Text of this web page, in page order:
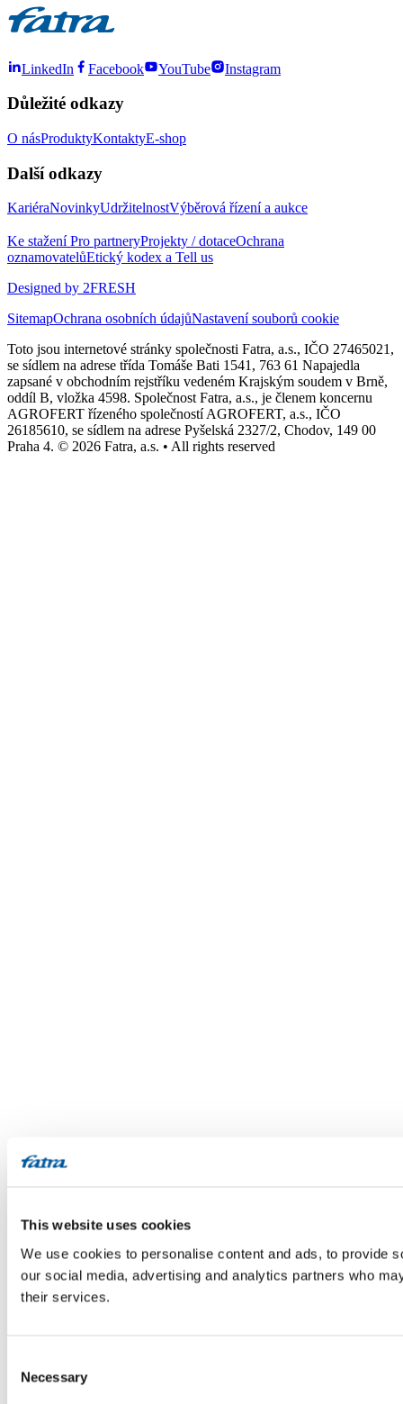
This website uses cookies
We use cookies to personalise content and ads, to provide
our social media, advertising and analytics partners who
their services.
Selection
Necessary
LinkedIn Facebook YouTube Instagram
Důležité odkazy
O násProduktyKontaktyE-shop
Další odkazy
KariéraNovinkyUdržitelnostVýběrová řízení a aukce
Ke staženíPro partneryProjekty / dotaceOchrana
oznamovatelůEtický kodex a Tell us
Designed by 2FRESH
SitemapOchrana osobních údajůNastavení souborů cookie
Toto jsou internetové stránky společnosti Fatra, a.s., IČO 27465021,
se sídlem na adrese třída Tomáše Bati 1541, 763 61 Napajedla
zapsané v obchodním rejstříku vedeném Krajským soudem v Brně,
oddíl B, vložka 4598. Společnost Fatra, a.s., je členem koncernu
AGROFERT řízeného společností AGROFERT, a.s., IČO
26185610, se sídlem na adrese Pyšelská 2327/2, Chodov, 149 00
Praha 4. © 2026 Fatra, a.s. • All rights reserved